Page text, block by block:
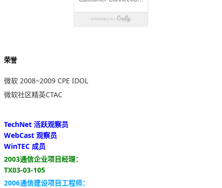
荣誉
微软 2008~2009 CPE IDOL
微软社区精英CTAC
TechNet 活跃观察员
WebCast 观察员
WinTEC 成员
2003通信企业项目经理：
TX03-03-105
2006通信建设项目工程师：